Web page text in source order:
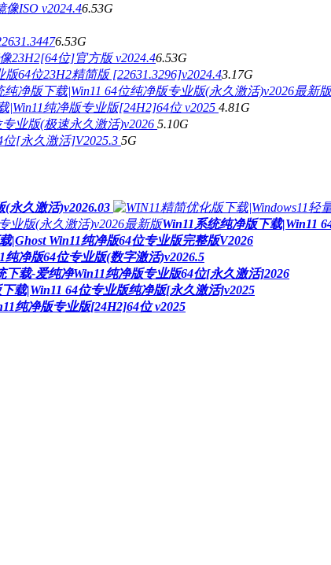
像ISO v2024.46.53G
6.53G
23H2[64位]官方版 v2024.46.53G
版64位23H2精简版 [22631.3296]v2024.43.17G
纯净版下载|Win11 64位纯净版专业版(永久激活)v2026最新
|Win11纯净版专业版[24H2]64位 v2025 4.81G
业版(极速永久激活)v2026 5.10G
位[永久激活]V2025.3 5G
(永久激活)v2026.03
Win11系统纯净版下载|Win11
|Ghost Win11纯净版64位专业版完整版V2026
纯净版64位专业版(数字激活)v2026.5
下载-爱纯净Win11纯净版专业版64位[永久激活]2026
载|Win11 64位专业版纯净版[永久激活]v2025
纯净版专业版[24H2]64位 v2025